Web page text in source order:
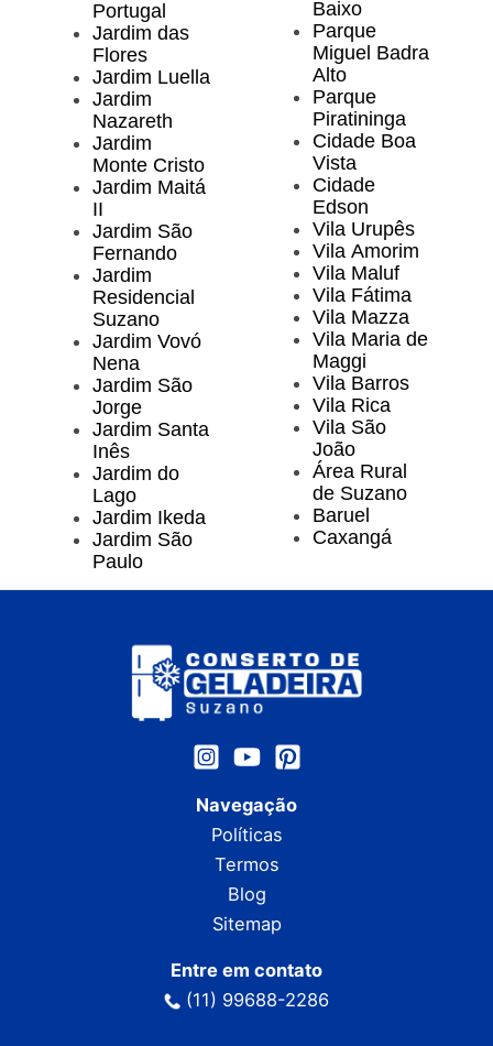
Portugal
Jardim das
Flores
Jardim Luella
Jardim
Nazareth
Jardim
Monte Cristo
Jardim Maitá
II
Jardim São
Fernando
Jardim
Residencial
Suzano
Jardim Vovó
Nena
Jardim São
Jorge
Jardim Santa
Inês
Jardim do
Lago
Jardim Ikeda
Jardim São
Paulo
Baixo
Parque
Miguel Badra
Alto
Parque
Piratininga
Cidade Boa
Vista
Cidade
Edson
Vila Urupês
Vila Amorim
Vila Maluf
Vila Fátima
Vila Mazza
Vila Maria de
Maggi
Vila Barros
Vila Rica
Vila São
João
Área Rural
de Suzano
Baruel
Caxangá
Navegação
Políticas
Termos
Blog
Sitemap
Entre em contato
(11) 99688-2286